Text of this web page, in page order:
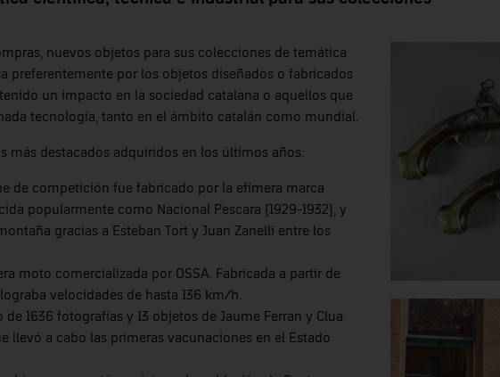
nuevos objetos para sus colecciones de temática
preferentemente por los objetos diseñados o fabricados
un impacto en la sociedad catalana o aquellos que
tecnología, tanto en el ámbito catalán como mundial.
destacados adquiridos en los últimos años:
de competición fue fabricado por la efímera marca
popularmente como Nacional Pescara (1929-1932), y
gracias a Esteban Tort y Juan Zanelli entre los
moto comercializada por OSSA. Fabricada a partir de
velocidades de hasta 136 km/h.
1636 fotografías y 13 objetos de Jaume Ferran y Clua
llevó a cabo las primeras vacunaciones en el Estado